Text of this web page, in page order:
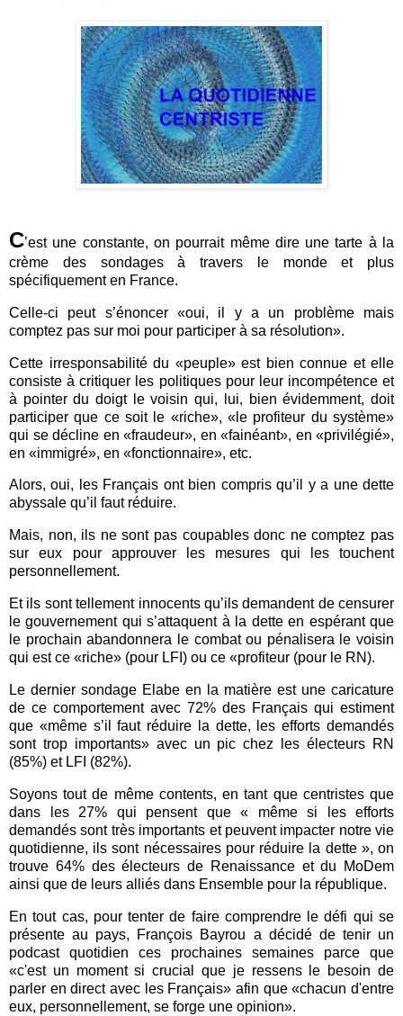
C’est une constante, on pourrait même dire une tarte à la
crème des sondages à travers le monde et plus
spécifiquement en France.
Celle-ci peut s’énoncer «oui, il y a un problème mais
comptez pas sur moi pour participer à sa résolution».
Cette irresponsabilité du «peuple» est bien connue et elle
consiste à critiquer les politiques pour leur incompétence et
à pointer du doigt le voisin qui, lui, bien évidemment, doit
participer que ce soit le «riche», «le profiteur du système»
qui se décline en «fraudeur», en «fainéant», en «privilégié»,
en «immigré», en «fonctionnaire», etc.
Alors, oui, les Français ont bien compris qu’il y a une dette
abyssale qu’il faut réduire.
Mais, non, ils ne sont pas coupables donc ne comptez pas
sur eux pour approuver les mesures qui les touchent
personnellement.
Et ils sont tellement innocents qu’ils demandent de censurer
le gouvernement qui s’attaquent à la dette en espérant que
le prochain abandonnera le combat ou pénalisera le voisin
qui est ce «riche» (pour LFI) ou ce «profiteur (pour le RN).
Le dernier sondage Elabe en la matière est une caricature
de ce comportement avec 72% des Français qui estiment
que «même s’il faut réduire la dette, les efforts demandés
sont trop importants» avec un pic chez les électeurs RN
(85%) et LFI (82%).
Soyons tout de même contents, en tant que centristes que
dans les 27% qui pensent que « même si les efforts
demandés sont très importants et peuvent impacter notre vie
quotidienne, ils sont nécessaires pour réduire la dette », on
trouve 64% des électeurs de Renaissance et du MoDem
ainsi que de leurs alliés dans Ensemble pour la république.
En tout cas, pour tenter de faire comprendre le défi qui se
présente au pays, François Bayrou a décidé de tenir un
podcast quotidien ces prochaines semaines parce que
«c'est un moment si crucial que je ressens le besoin de
parler en direct avec les Français» afin que «chacun d'entre
eux, personnellement, se forge une opinion».